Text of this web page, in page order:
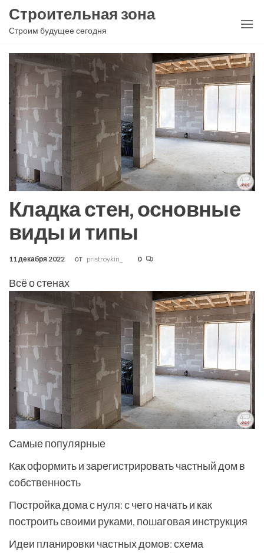
Перейти
Строительная зона
Строим будущее сегодня
Кладка стен, основные
виды и типы
11 декабря 2022 от pristroykin_ 0
Всё о стенах
Самые популярные
Как оформить и зарегистрировать частный дом в
собственность
Постройка дома с нуля: с чего начать и как
построить своими руками, пошаговая инструкция
Идеи планировки частных домов: схема